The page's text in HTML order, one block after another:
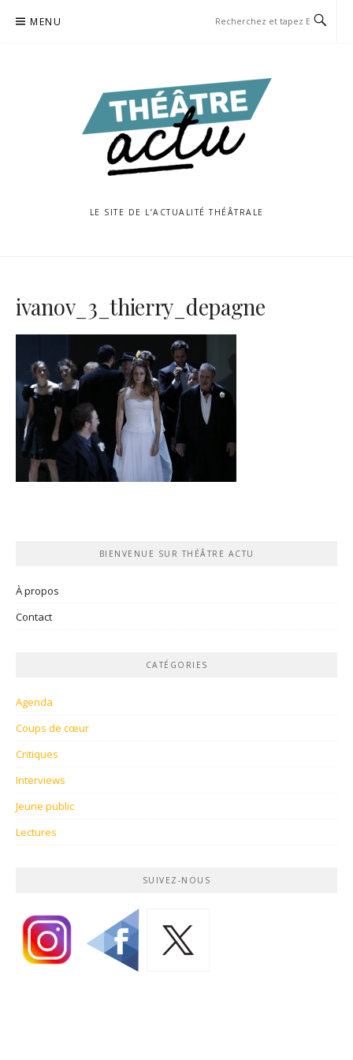
MENU
LE SITE DE L’ACTUALITÉ THÉÂTRALE
ivanov_3_thierry_depagne
BIENVENUE SUR THÉÂTRE ACTU
À propos
Contact
CATÉGORIES
Agenda
Coups de cœur
Critiques
Interviews
Jeune public
Lectures
SUIVEZ-NOUS